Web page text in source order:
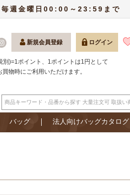
毎週金曜日00:00～23:59まで
新規会員登録 ログイン
)=1ポイント、1ポイントは1円として
買物時にご利用いただけます。
バッグ 法人向けバッグカタログ